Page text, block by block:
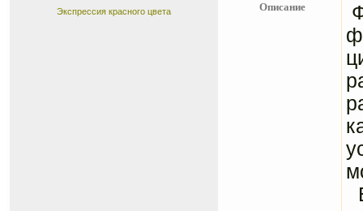
Экспрессия красного цвета Описание